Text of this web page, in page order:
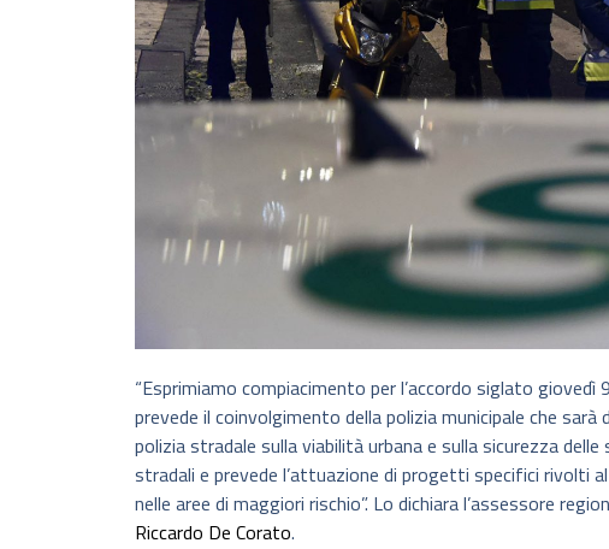
“Esprimiamo compiacimento per l’accordo siglato giovedì
prevede il coinvolgimento della polizia municipale che
polizia stradale sulla viabilità urbana e sulla sicurezza
stradali e prevede l’attuazione di progetti specifici rivolti
nelle aree di maggiori rischio”. Lo dichiara l’assessore
Riccardo De Corato.